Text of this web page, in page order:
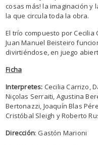
cosas más! la imaginación y
la que circula toda la obra.
El trío compuesto por Cecilia
Juan Manuel Beisteiro
divirtiéndose, en juego
Ficha
Interpretes: Cecilia Carrizo,
Niçolas Serraiti, Agustina
Bertonazzi, Joaquín Blas
Cristóbal Sleigh y Roberto
Dirección: Gastón Marioni